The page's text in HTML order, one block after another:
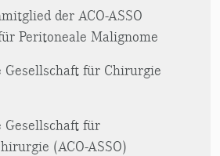
der ACO-ASSO
Peritoneale Malignome
Gesellschaft für Chirurgie
Gesellschaft für
(ACO-ASSO)